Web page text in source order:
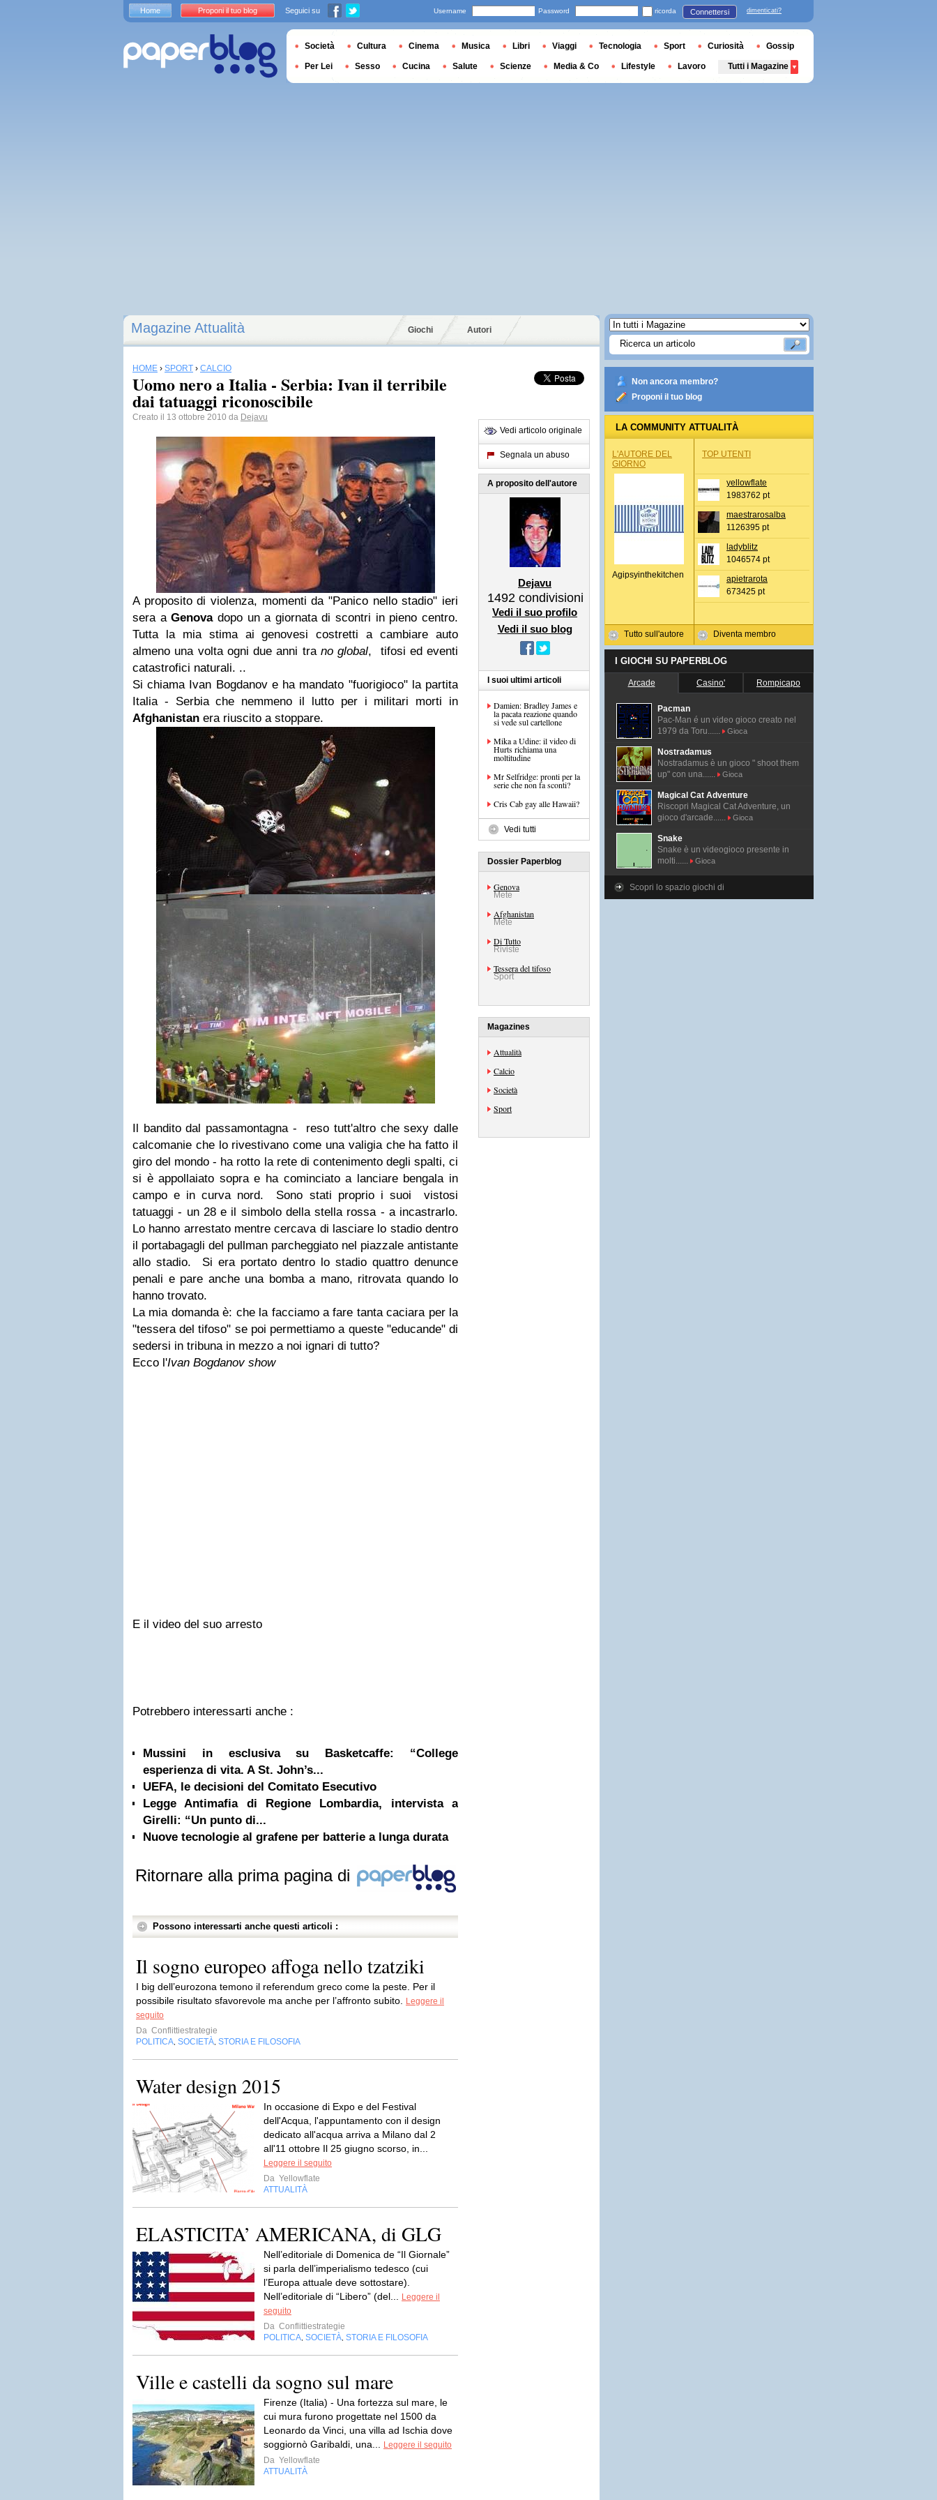
Magazine Attualità Giochi Autori
HOME › SPORT › CALCIO
Uomo nero a Italia - Serbia: Ivan il terribile
dai tatuaggi riconoscibile
Creato il 13 ottobre 2010 da Dejavu
A proposito di violenza, momenti da "Panico nello stadio" ieri
sera aGenovadopo un a giornata di scontri in pieno centro.
Tutta la mia stima ai genovesi costretti a cambiare auto
almeno una volta ogni due anni tra no global, tifosi ed eventi
catastrofici naturali. ..
Si chiama Ivan Bogdanov e ha mandato "fuorigioco" la partita
Italia - Serbia che nemmeno il lutto per i militari morti in
Afghanistan era riuscito a stoppare.
Il bandito dal passamontagna - reso tutt'altro che sexy dalle
calcomanie che lo rivestivano come una valigia che ha fatto il
giro del mondo - ha rotto la rete di contenimento degli spalti, ci
si è appollaiato sopra e ha cominciato a lanciare bengala in
campo e in curva nord. Sono stati proprio i suoi vistosi
tatuaggi - un 28 e il simbolo della stella rossa - a incastrarlo.
Lo hanno arrestato mentre cercava di lasciare lo stadio dentro
il portabagagli del pullman parcheggiato nel piazzale antistante
allo stadio. Si era portato dentro lo stadio quattro denunce
penali e pare anche una bomba a mano, ritrovata quando lo
hanno trovato.
La mia domanda è: che la facciamo a fare tanta caciara per la
"tessera del tifoso" se poi permettiamo a queste "educande" di
sedersi in tribuna in mezzo a noi ignari di tutto?
Ecco l'Ivan Bogdanov show
E il video del suo arresto
Potrebbero interessarti anche :
Mussini in esclusiva su Basketcaffe: “College
esperienza di vita. A St. John’s...
UEFA, le decisioni del Comitato Esecutivo
Legge Antimafia di Regione Lombardia, intervista a
Girelli: “Un punto di...
Nuove tecnologie al grafene per batterie a lunga durata
Ritornare alla prima pagina di
Possono interessarti anche questi articoli :
Il sogno europeo affoga nello tzatziki
I big dell’eurozona temono il referendum greco come la peste. Per il
possibile risultato sfavorevole ma anche per l’affronto subito.
Leggere il
seguito
Da Conflittiestrategie
POLITICA SOCIETÀ STORIA E FILOSOFIA
Water design 2015
In occasione di Expo e del Festival
dell'Acqua, l'appuntamento con il design
dedicato all'acqua arriva a Milano dal 2
all'11 ottobre Il 25 giugno scorso, in...
Leggere il seguito
Da Yellowflate
ATTUALITÀ
ELASTICITA’ AMERICANA, di GLG
Nell’editoriale di Domenica de “Il Giornale”
si parla dell’imperialismo tedesco (cui
l’Europa attuale deve sottostare).
Nell’editoriale di “Libero” (del...
Leggere il
seguito
Da Conflittiestrategie
POLITICA SOCIETÀ STORIA E FILOSOFIA
Ville e castelli da sogno sul mare
Firenze (Italia) - Una fortezza sul mare, le
cui mura furono progettate nel 1500 da
Leonardo da Vinci, una villa ad Ischia dove
soggiornò Garibaldi, una...
Leggere il seguito
Da Yellowflate
ATTUALITÀ
Vedi articolo originale
Segnala un abuso
A proposito dell'autore
Dejavu
1492 condivisioni
Vedi il suo profilo
Vedi il suo blog
I suoi ultimi articoli
Damien: Bradley James e
la pacata reazione quando
si vede sul cartellone
Mika a Udine: il video di
Hurts richiama una
moltitudine
Mr Selfridge: pronti per la
serie che non fa sconti?
Cris Cab gay alle Hawaii?
Vedi tutti
Dossier Paperblog
Genova
Mete
Afghanistan
Mete
Di Tutto
Riviste
Tessera del tifoso
Sport
Magazines
Attualità
Calcio
Società
Sport
Non ancora membro?
Proponi il tuo blog
LA COMMUNITY ATTUALITÀ
L'AUTORE DEL
GIORNO
Agipsyinthekitchen
Tutto sull'autore
TOP UTENTI
yellowflate
1983762 pt
maestrarosalba
1126395 pt
ladyblitz
1046574 pt
apietrarota
673425 pt
Diventa membro
I GIOCHI SU PAPERBLOG
Arcade Casino' Rompicapo
Pacman
Pac-Man é un video gioco creato nel
1979 da Toru......
Gioca
Nostradamus
Nostradamus è un gioco " shoot them
up" con una......
Gioca
Magical Cat Adventure
Riscopri Magical Cat Adventure, un
gioco d'arcade......
Gioca
Snake
Snake è un videogioco presente in
molti......
Gioca
Scopri lo spazio giochi di
Home Proponi il tuo blog Seguici su Username Password ricorda Connettersi dimenticati?
Società Cultura Cinema Musica Libri Viaggi Tecnologia Sport Curiosità Gossip
Per Lei Sesso Cucina Salute Scienze Media & Co Lifestyle Lavoro Tutti i Magazine